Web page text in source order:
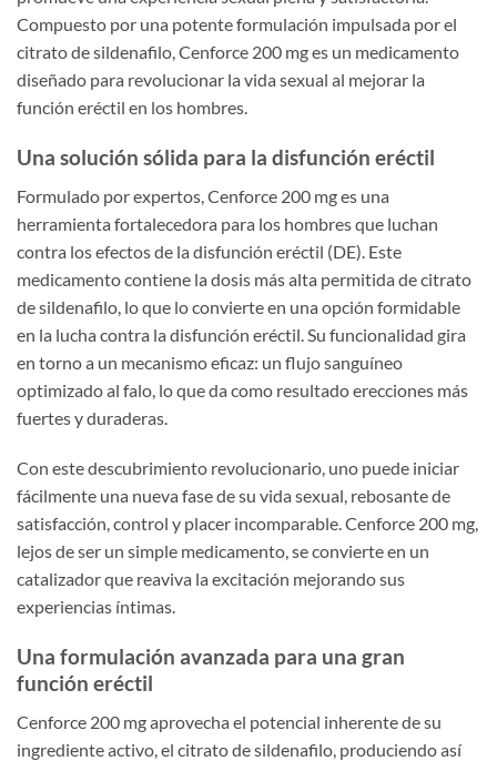
Compuesto por una potente formulación impulsada por el
citrato de sildenafilo, Cenforce 200 mg es un medicamento
diseñado para revolucionar la vida sexual al mejorar la
función eréctil en los hombres.
Una solución sólida para la disfunción eréctil
Formulado por expertos, Cenforce 200 mg es una
herramienta fortalecedora para los hombres que luchan
contra los efectos de la disfunción eréctil (DE). Este
medicamento contiene la dosis más alta permitida de citrato
de sildenafilo, lo que lo convierte en una opción formidable
en la lucha contra la disfunción eréctil. Su funcionalidad gira
en torno a un mecanismo eficaz: un flujo sanguíneo
optimizado al falo, lo que da como resultado erecciones más
fuertes y duraderas.
Con este descubrimiento revolucionario, uno puede iniciar
fácilmente una nueva fase de su vida sexual, rebosante de
satisfacción, control y placer incomparable. Cenforce 200 mg,
lejos de ser un simple medicamento, se convierte en un
catalizador que reaviva la excitación mejorando sus
experiencias íntimas.
Una formulación avanzada para una gran
función eréctil
Cenforce 200 mg aprovecha el potencial inherente de su
ingrediente activo, el citrato de sildenafilo, produciendo así